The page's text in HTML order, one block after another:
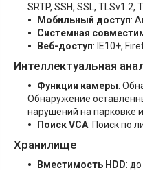
SRTP, SSH, SSL, TLSv1.2,
Мобильный доступ:
Системная
Веб-доступ: IE10+,
Интеллектуальная
Функции камеры:
Обнаружение
нарушений на парковке
Поиск VCA: Поиск по
Хранилище
Вместимость HDD: